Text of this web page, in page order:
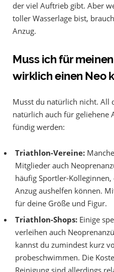
der viel Auftrieb gibt. Aber
toller Wasserlage bist,
Anzug.
Muss ich für
wirklich einen Neo
Musst du natürlich nicht. All
natürlich auch für geliehene
fündig werden:
Triathlon-Vereine:
Mitglieder auch
häufig Sportler-
Anzug aushelfen können.
für deine Größe und Figur.
Triathlon-Shops: Einige
verleihen auch
kannst du zumindest kurz
probeschwimmen. Die